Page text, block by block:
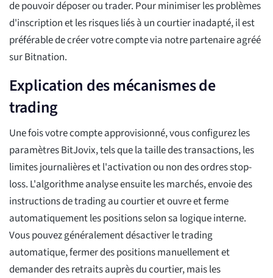
de pouvoir déposer ou trader. Pour minimiser les problèmes
d'inscription et les risques liés à un courtier inadapté, il est
préférable de créer votre compte via notre partenaire agréé
sur Bitnation.
Explication des mécanismes de
trading
Une fois votre compte approvisionné, vous configurez les
paramètres BitJovix, tels que la taille des transactions, les
limites journalières et l'activation ou non des ordres stop-
loss. L'algorithme analyse ensuite les marchés, envoie des
instructions de trading au courtier et ouvre et ferme
automatiquement les positions selon sa logique interne.
Vous pouvez généralement désactiver le trading
automatique, fermer des positions manuellement et
demander des retraits auprès du courtier, mais les